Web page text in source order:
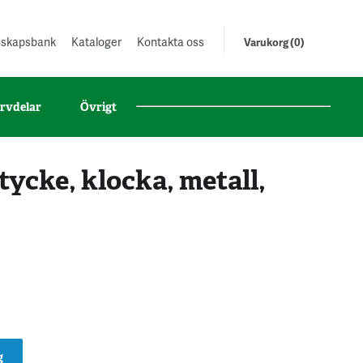
Varukorg (0)
Kataloger Kontakta oss
Övrigt
klocka, metall,